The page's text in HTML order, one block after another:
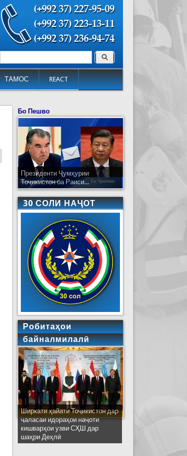
ТАМОС REACT
Форма поиска Поиск
Бо Пешво
Президенти Ҷумҳурии
Тоҷикистон ба Раиси...
30 СОЛИ НАҶОТ
Робитаҳои
байналмилалӣ
Ширкати ҳайати Тоҷикистон дар
ҷаласаи идораҳои наҷоти
кишварҳои узви СҲШ дар
шаҳри Деҳлӣ